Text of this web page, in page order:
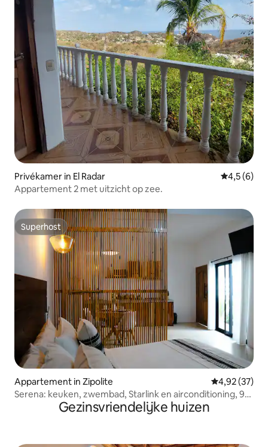
Privékamer in El Radar
4,5 (6)
Appartement 2 met uitzicht op zee.
Superhost
Superhost
Appartement in Zipolite Gemiddelde
4,92 (37)
Serena: keuken, zwembad, Starlink en airconditioning, 9
minuten van het strand
Gezinsvriendelijke huizen